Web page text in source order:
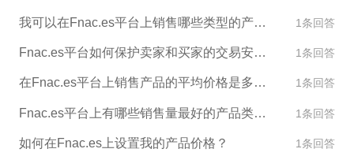
我可以在Fnac.es平台上销售哪些类型的产品？ 1条回答
Fnac.es平台如何保护卖家和买家的交易安全？ 1条回答
在Fnac.es平台上销售产品的平均价格是多少？ 1条回答
Fnac.es平台上有哪些销售量最好的产品类别？ 1条回答
如何在Fnac.es上设置我的产品价格？ 1条回答